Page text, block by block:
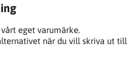
eget varumärke.
när du vill skriva ut